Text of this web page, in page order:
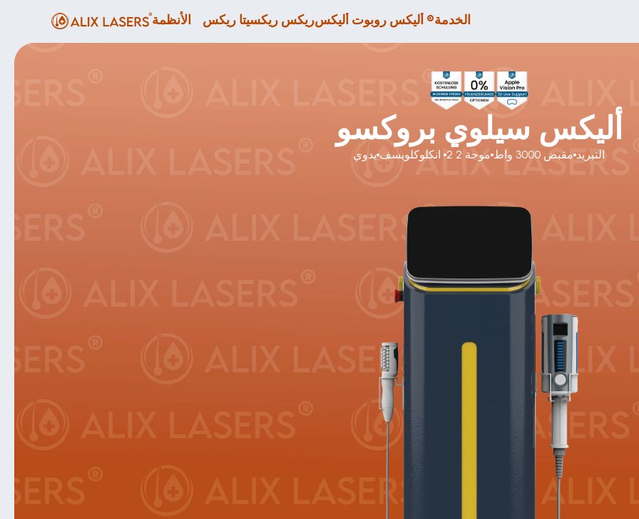
الأنظمة ريكس ريكسيتا ريكس أليكس روبوت أليكس ®الخدمة
أليكس سيلوي بروكسو
يدوي انكلوكلويسف 2 موجة 2 مقبض 3000 واط التبريد